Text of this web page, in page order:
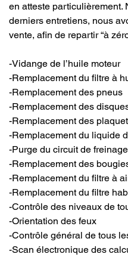
en atteste particulièrement.
derniers entretiens, nous
vente, afin de repartir “à
-Vidange de l’huile moteur
-Remplacement du filtre à
-Remplacement des pneus
-Remplacement des
-Remplacement des
-Remplacement du liquide
-Purge du circuit de freinage
-Remplacement des
-Remplacement du filtre à
-Remplacement du filtre
-Contrôle des niveaux de
-Orientation des feux
-Contrôle général de tous
-Scan électronique des